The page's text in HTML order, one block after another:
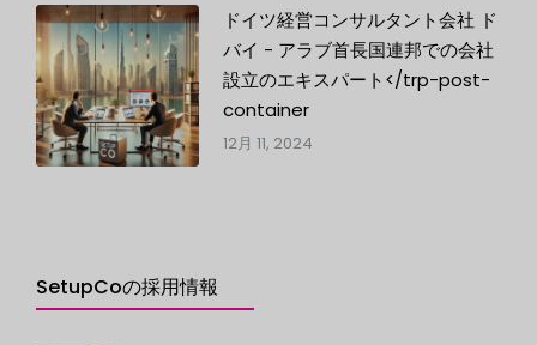
ドイツ経営コンサルタント会社 ド
バイ - アラブ首長国連邦での会社
設立のエキスパート</trp-post-
container
12月 11, 2024
SetupCoの採用情報